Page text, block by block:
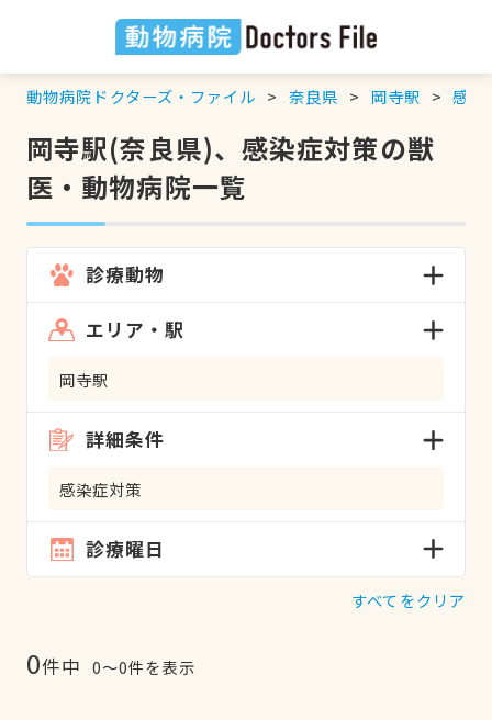
動物病院ドクターズ・ファイル 奈良県 岡寺駅 感染
岡寺駅(奈良県)、感染症対策の獣
医・動物病院一覧
診療動物
エリア・駅
岡寺駅
詳細条件
感染症対策
診療曜日
すべてをクリア
0件中 0〜0件を表示